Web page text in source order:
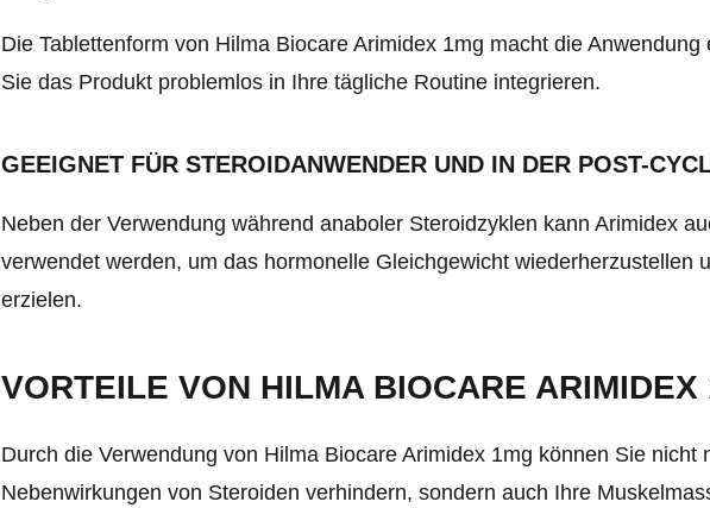
Die Tablettenform von Hilma Biocare Arimidex 1mg macht die
Sie das Produkt problemlos in Ihre tägliche Routine integrieren.
GEEIGNET FÜR STEROIDANWENDER UND IN DER POST-
Neben der Verwendung während anaboler Steroidzyklen kann Arimidex
verwendet werden, um das hormonelle Gleichgewicht wiederherzustellen
erzielen.
VORTEILE VON HILMA BIOCARE ARIMIDEX
Durch die Verwendung von Hilma Biocare Arimidex 1mg können Sie nicht
Nebenwirkungen von Steroiden verhindern, sondern auch Ihre